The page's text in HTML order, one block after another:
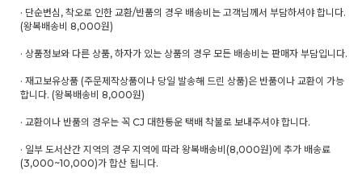
· 단순변심, 착오로 인한 교환/반품의 경우 배송비는 고객님께서 부담하셔야 합니다.
(왕복배송비 8,000원)
· 상품정보와 다른 상품, 하자가 있는 상품의 경우 모든 배송비는 판매자 부담입니다.
· 재고보유상품 (주문제작상품이나 당일 발송해 드린 상품)은 반품이나 교환이 가능
합니다. (왕복배송비 8,000원)
· 교환이나 반품의 경우는 꼭 CJ 대한통운 택배 착불로 보내주셔야 합니다.
· 일부 도서산간 지역의 경우 지역에 따라 왕복배송비(8,000원)에 추가 배송료
(3,000~10,000)가 합산 됩니다.